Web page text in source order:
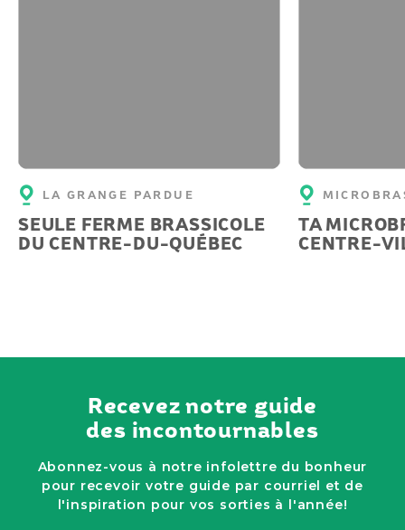
LA GRANGE PARDUE
SEULE FERME BRASSICOLE
DU CENTRE-DU-QUÉBEC
TA
CENTRE-
Recevez notre guide
des incontournables
Abonnez-vous à notre infolettre du bonheur
pour recevoir votre guide par courriel et de
l'inspiration pour vos sorties à l'année!